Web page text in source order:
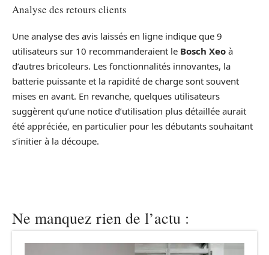
Analyse des retours clients
Une analyse des avis laissés en ligne indique que 9
utilisateurs sur 10 recommanderaient le Bosch Xeo à
d’autres bricoleurs. Les fonctionnalités innovantes, la
batterie puissante et la rapidité de charge sont souvent
mises en avant. En revanche, quelques utilisateurs
suggèrent qu’une notice d’utilisation plus détaillée aurait
été appréciée, en particulier pour les débutants souhaitant
s’initier à la découpe.
Ne manquez rien de l’actu :